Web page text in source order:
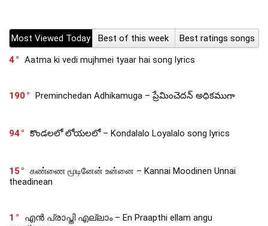
Most Viewed Today Best of this week
Best ratings songs
4
Aatma ki vedi mujhmei tyaar hai song lyrics
190 Preminchedan Adhikamuga – ప్రేమించెదన్ అధికముగా
94 కొండలలో లోయలలో – Kondalalo Loyalalo song lyrics
15
கண்ணை மூடினேன் உன்னை – Kannai Moodinen Unnai
theadinean
1
എൻ പ്രാപ്തി എല്ലാം – En Praapthi ellam angu